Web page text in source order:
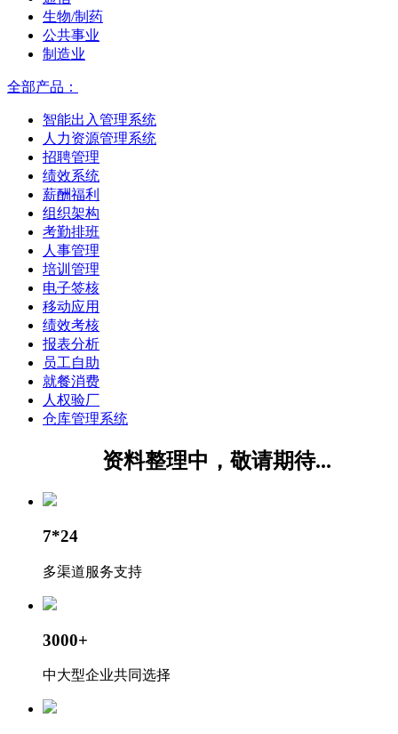
生物/制药
公共事业
制造业
全部产品：
智能出入管理系统
人力资源管理系统
招聘管理
绩效系统
薪酬福利
组织架构
考勤排班
人事管理
培训管理
电子签核
移动应用
绩效考核
报表分析
员工自助
就餐消费
人权验厂
仓库管理系统
资料整理中，敬请期待...
7*24
多渠道服务支持
3000+
中大型企业共同选择